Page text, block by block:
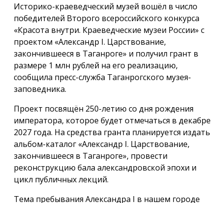
Историко-краеведческий музей вошёл в число
победителей Второго всероссийского конкурса
«Красота внутри. Краеведческие музеи России» с
проектом «Александр I. Царствование,
закончившееся в Таганроге» и получил грант в
размере 1 млн рублей на его реализацию,
сообщила пресс-служба Таганрогского музея-
заповедника.
Проект посвящён 250-летию со дня рождения
императора, которое будет отмечаться в декабре
2027 года. На средства гранта планируется издать
альбом-каталог «Александр I. Царствование,
закончившееся в Таганроге», провести
реконструкцию бала александровской эпохи и
цикл публичных лекций.
Тема пребывания Александра I в нашем городе